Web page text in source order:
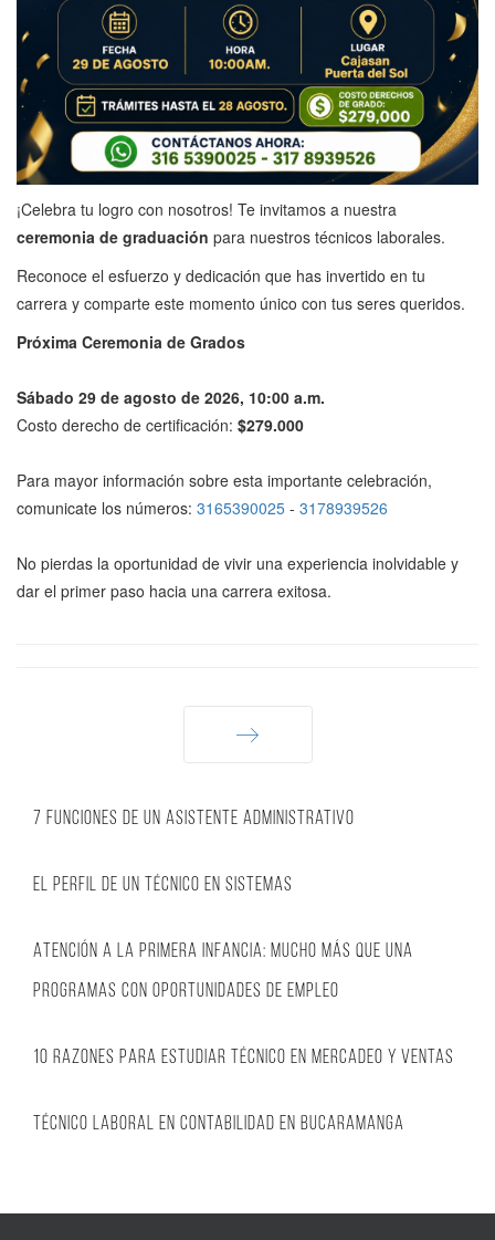
¡Celebra tu logro con nosotros! Te invitamos a nuestra
ceremonia de graduación para nuestros técnicos laborales.
Reconoce el esfuerzo y dedicación que has invertido en tu
carrera y comparte este momento único con tus seres queridos.
Próxima Ceremonia de Grados
Sábado 29 de agosto de 2026, 10:00 a.m.
Costo derecho de certificación: $279.000
Para mayor información sobre esta importante celebración,
comunicate los números: 3165390025 - 3178939526
No pierdas la oportunidad de vivir una experiencia inolvidable y
dar el primer paso hacia una carrera exitosa.
7 funciones de un Asistente Administrativo
El perfil de un Técnico en Sistemas
Atención a la primera infancia: Mucho más que una
programas con oportunidades de empleo
10 razones para estudiar técnico en mercadeo y ventas
Técnico Laboral en Contabilidad en Bucaramanga